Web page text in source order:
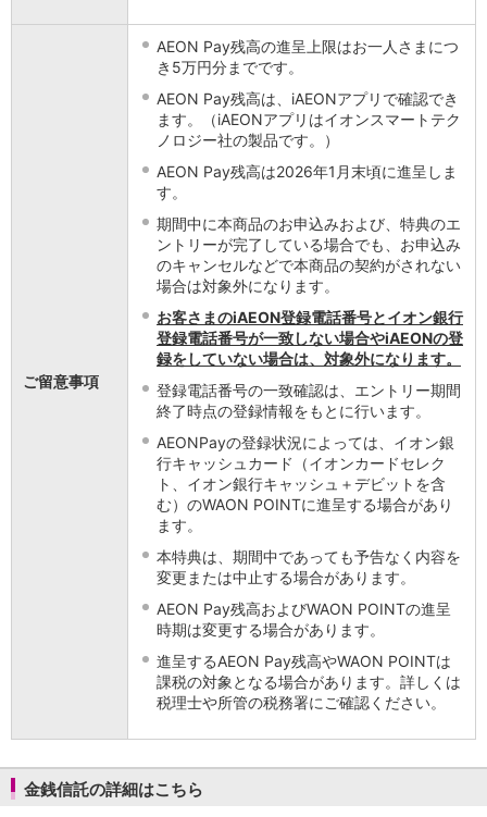
ご留意事項
AEON Pay残高の進呈上限はお一人さまにつ
き5万円分までです。
AEON Pay残高は、iAEONアプリで確認でき
ます。（iAEONアプリはイオンスマートテク
ノロジー社の製品です。）
AEON Pay残高は2026年1月末頃に進呈しま
す。
期間中に本商品のお申込みおよび、特典のエ
ントリーが完了している場合でも、お申込み
のキャンセルなどで本商品の契約がされない
場合は対象外になります。
お客さまのiAEON登録電話番号とイオン銀行
登録電話番号が一致しない場合やiAEONの登
録をしていない場合は、対象外になります。
登録電話番号の一致確認は、エントリー期間
終了時点の登録情報をもとに行います。
AEONPayの登録状況によっては、イオン銀
行キャッシュカード（イオンカードセレク
ト、イオン銀行キャッシュ＋デビットを含
む）のWAON POINTに進呈する場合があり
ます。
本特典は、期間中であっても予告なく内容を
変更または中止する場合があります。
AEON Pay残高およびWAON POINTの進呈
時期は変更する場合があります。
進呈するAEON Pay残高やWAON POINTは
課税の対象となる場合があります。詳しくは
税理士や所管の税務署にご確認ください。
金銭信託の詳細はこちら